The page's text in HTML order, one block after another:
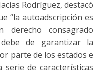
Rodríguez, destacó
“la autoadscripción es
derecho consagrado
de garantizar la
parte de los estados e
serie de características